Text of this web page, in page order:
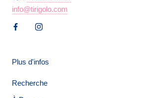
info@tirigolo.com
Plus d'infos
Recherche